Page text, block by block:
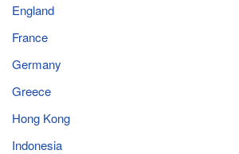
England
France
Germany
Greece
Hong Kong
Indonesia